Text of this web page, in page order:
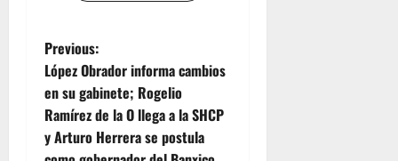
P
o
s
Previous:
López Obrador informa cambios
en su gabinete; Rogelio
Ramírez de la O llega a la SHCP
y Arturo Herrera se postula